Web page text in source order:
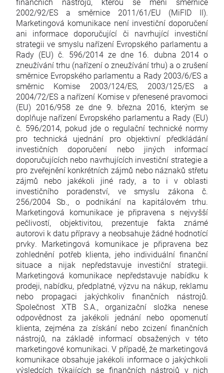
2002/92/ES a směrnice 2011/61/EU (MiFID II).
Marketingová komunikace není investiční doporučení
ani informace doporučující či navrhující investiční
strategii ve smyslu nařízení Evropského parlamentu a
Rady (EU) č. 596/2014 ze dne 16. dubna 2014 o
zneužívání trhu (nařízení o zneužívání trhu) a o zrušení
směrnice Evropského parlamentu a Rady 2003/6/ES a
směrnic Komise 2003/124/ES, 2003/125/ES a
2004/72/ES a nařízení Komise v přenesené pravomoci
(EU) 2016/958 ze dne 9. března 2016, kterým se
doplňuje nařízení Evropského parlamentu a Rady (EU)
č. 596/2014, pokud jde o regulační technické normy
pro technická ujednání pro objektivní předkládání
investičních doporučení nebo jiných informací
doporučujících nebo navrhujících investiční strategie a
pro zveřejnění konkrétních zájmů nebo náznaků střetu
zájmů nebo jakékoli jiné rady, a to i v oblasti
investičního poradenství, ve smyslu zákona č.
256/2004 Sb., o podnikání na kapitálovém trhu.
Marketingová komunikace je připravena s nejvyšší
pečlivostí, objektivitou, prezentuje fakta známé
autorovi k datu přípravy a neobsahuje žádné hodnotící
prvky. Marketingová komunikace je připravena bez
zohlednění potřeb klienta, jeho individuální finanční
situace a nijak nepředstavuje investiční strategii.
Marketingová komunikace nepředstavuje nabídku k
prodeji, nabídku, předplatné, výzvu na nákup, reklamu
nebo propagaci jakýchkoliv finančních nástrojů.
Společnost XTB S.A., organizační složka nenese
odpovědnost za jakékoli jednání nebo opomenutí
klienta, zejména za získání nebo zcizení finančních
nástrojů, na základě informací obsažených v této
marketingové komunikaci. V případě, že marketingová
komunikace obsahuje jakékoli informace o jakýchkoli
výsledcích týkajících se finančních nástrojů v nich